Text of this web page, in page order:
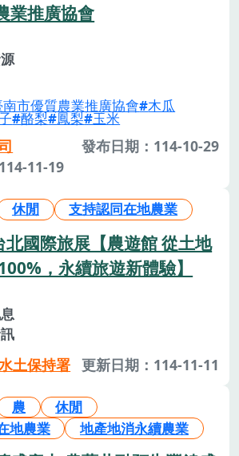
業推廣協會
市優質農業推廣協會 木瓜
酪梨 鳳梨 玉米
發布日期：114-10-29
11-19
休閒 支持認同在地農業
北國際旅展【農遊館 從土地
，永續旅遊新體驗】
土保持署 更新日期：114-11-11
農
休閒
地農業
地產地消永續農業